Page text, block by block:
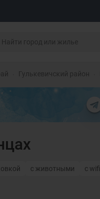
Гулькевичский район
с животными с wifi